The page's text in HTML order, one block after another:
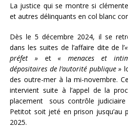
La justice qui se montre si
et autres délinquants en col blanc
Dès le 5 décembre 2024, il se
dans les suites de l’affaire dite de l’
préfet » et« menaces et
dépositaires de l’autorité publique »
des outre-mer à la mi-novembre.
intervient suite à l’appel de la
placement sous contrôle
Petitot soit jeté en prison jusqu’au
2025.